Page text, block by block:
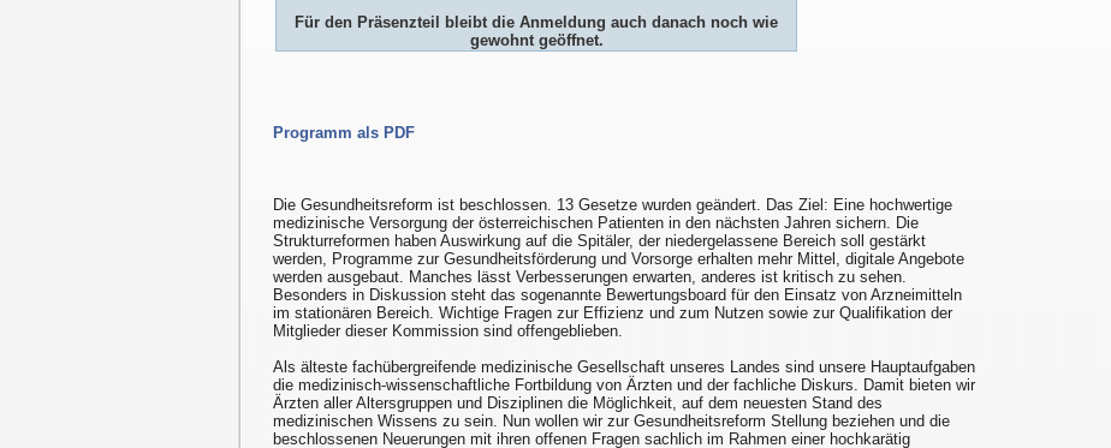
Für den Präsenzteil bleibt die Anmeldung auch danach noch wie
gewohnt geöffnet.
Programm als PDF
Die Gesundheitsreform ist beschlossen. 13 Gesetze wurden geändert. Das Ziel: Eine hochwertige
medizinische Versorgung der österreichischen Patienten in den nächsten Jahren sichern. Die
Strukturreformen haben Auswirkung auf die Spitäler, der niedergelassene Bereich soll gestärkt
werden, Programme zur Gesundheitsförderung und Vorsorge erhalten mehr Mittel, digitale Angebote
werden ausgebaut. Manches lässt Verbesserungen erwarten, anderes ist kritisch zu sehen.
Besonders in Diskussion steht das sogenannte Bewertungsboard für den Einsatz von Arzneimitteln
im stationären Bereich. Wichtige Fragen zur Effizienz und zum Nutzen sowie zur Qualifikation der
Mitglieder dieser Kommission sind offengeblieben.
Als älteste fachübergreifende medizinische Gesellschaft unseres Landes sind unsere Hauptaufgaben
die medizinisch-wissenschaftliche Fortbildung von Ärzten und der fachliche Diskurs. Damit bieten wir
Ärzten aller Altersgruppen und Disziplinen die Möglichkeit, auf dem neuesten Stand des
medizinischen Wissens zu sein. Nun wollen wir zur Gesundheitsreform Stellung beziehen und die
beschlossenen Neuerungen mit ihren offenen Fragen sachlich im Rahmen einer hochkarätig